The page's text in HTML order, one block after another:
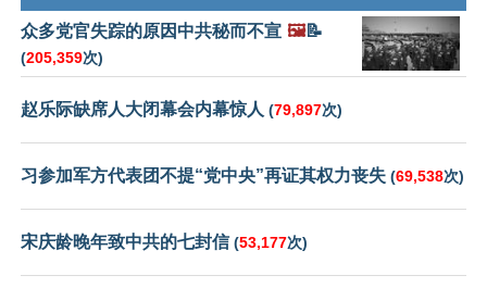
众多党官失踪的原因中共秘而不宣 🖼️📝
(205,359次)
赵乐际缺席人大闭幕会内幕惊人 (79,897次)
习参加军方代表团不提“党中央”再证其权力丧失 (69,538次)
宋庆龄晚年致中共的七封信(53,177次)